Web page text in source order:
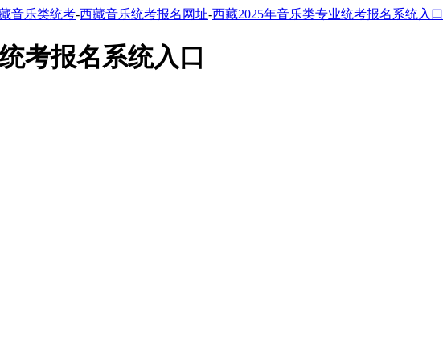
音乐类统考-西藏音乐统考报名网址-西藏2025年音乐类专业统考报名系统入口
考报名系统入口